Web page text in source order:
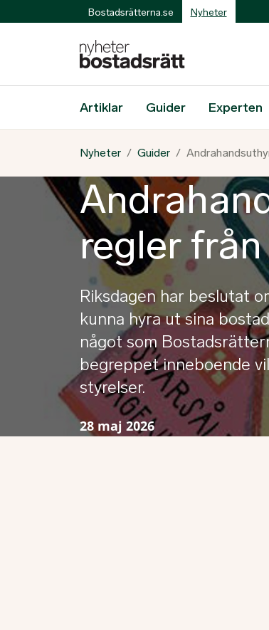
Bostadsrätterna.se Nyheter
Artiklar Guider Experten
Nyheter Guider
regler från
Riksdagen har beslutat
kunna hyra ut sina
något som
begreppet inneboende
styrelser.
28 maj 2026